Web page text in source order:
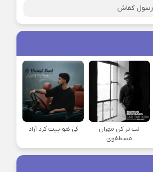
رسول کفاش
لب تر کن مهران
مصطفوی
کی هواییت کرد آراد